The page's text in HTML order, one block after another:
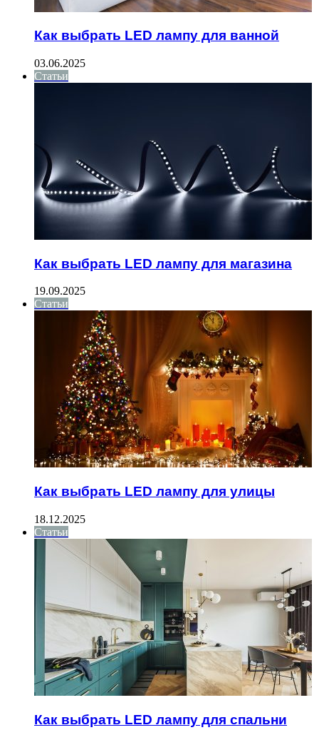
Как выбрать LED лампу для ванной
03.06.2025
Статьи
Как выбрать LED лампу для магазина
19.09.2025
Статьи
Как выбрать LED лампу для улицы
18.12.2025
Статьи
Как выбрать LED лампу для спальни